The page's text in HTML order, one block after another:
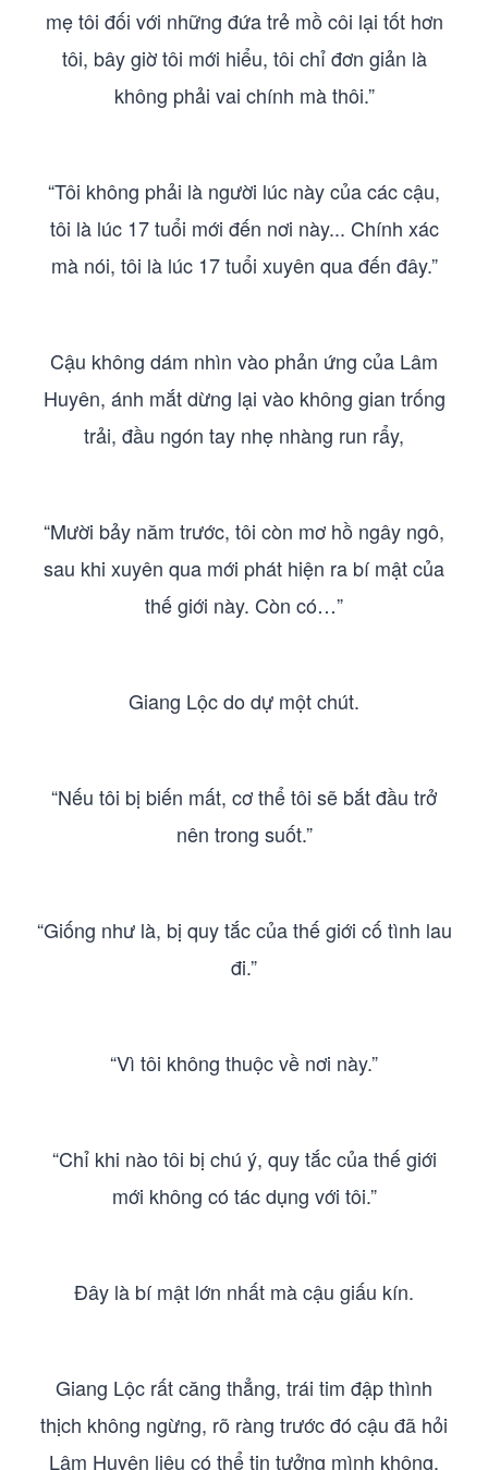
mẹ tôi đối với những đứa trẻ mồ côi lại tốt hơn
tôi, bây giờ tôi mới hiểu, tôi chỉ đơn giản là
không phải vai chính mà thôi.”
“Tôi không phải là người lúc này của các cậu,
tôi là lúc 17 tuổi mới đến nơi này... Chính xác
mà nói, tôi là lúc 17 tuổi xuyên qua đến đây.”
Cậu không dám nhìn vào phản ứng của Lâm
Huyên, ánh mắt dừng lại vào không gian trống
trải, đầu ngón tay nhẹ nhàng run rẩy,
“Mười bảy năm trước, tôi còn mơ hồ ngây ngô,
sau khi xuyên qua mới phát hiện ra bí mật của
thế giới này. Còn có…”
Giang Lộc do dự một chút.
“Nếu tôi bị biến mất, cơ thể tôi sẽ bắt đầu trở
nên trong suốt.”
“Giống như là, bị quy tắc của thế giới cố tình lau
đi.”
“Vì tôi không thuộc về nơi này.”
“Chỉ khi nào tôi bị chú ý, quy tắc của thế giới
mới không có tác dụng với tôi.”
Đây là bí mật lớn nhất mà cậu giấu kín.
Giang Lộc rất căng thẳng, trái tim đập thình
thịch không ngừng, rõ ràng trước đó cậu đã hỏi
Lâm Huyên liệu có thể tin tưởng mình không,